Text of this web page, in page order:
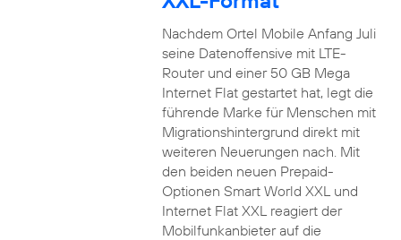
Nachdem Ortel Mobile Anfang Juli
seine Datenoffensive mit LTE-
Router und einer 50 GB Mega
Internet Flat gestartet hat, legt die
führende Marke für Menschen mit
Migrationshintergrund direkt mit
weiteren Neuerungen nach. Mit
den beiden neuen Prepaid-
Optionen Smart World XXL und
Internet Flat XXL reagiert der
Mobilfunkanbieter auf die